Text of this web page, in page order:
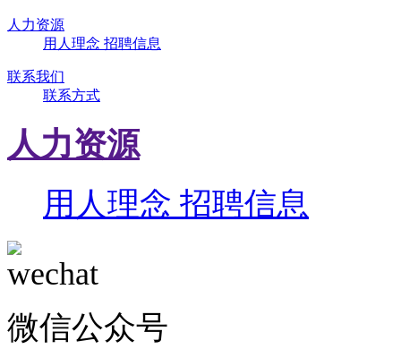
人力资源
用人理念 招聘信息
联系我们
联系方式
人力资源
用人理念 招聘信息
微信公众号